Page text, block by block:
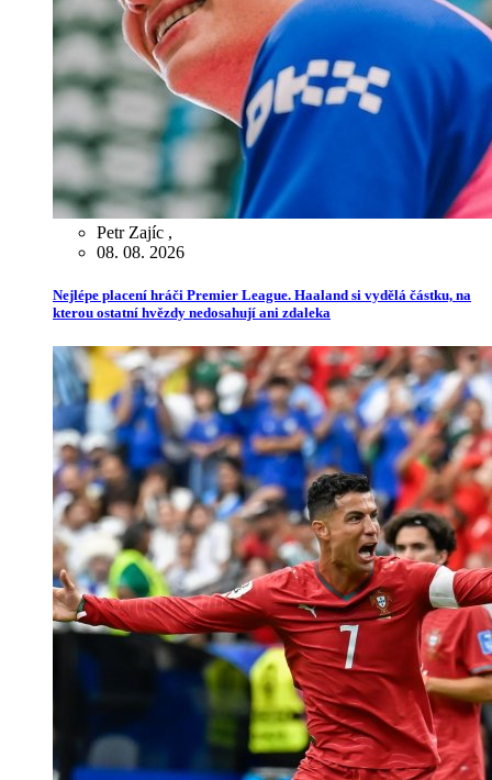
Petr Zajíc ,
08. 08. 2026
Nejlépe placení hráči Premier League. Haaland si vydělá částku, na
kterou ostatní hvězdy nedosahují ani zdaleka